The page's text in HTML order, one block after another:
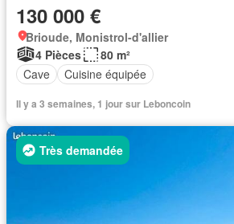
130 000 €
Brioude, Monistrol-d'allier
4 Pièces
80 m²
Cave
Cuisine équipée
Il y a 3 semaines, 1 jour sur Leboncoin
Très demandée